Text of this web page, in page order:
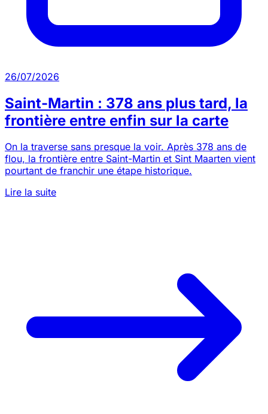
26/07/2026
Saint-Martin : 378 ans plus tard, la
frontière entre enfin sur la carte
On la traverse sans presque la voir. Après 378 ans de
flou, la frontière entre Saint-Martin et Sint Maarten vient
pourtant de franchir une étape historique.
Lire la suite